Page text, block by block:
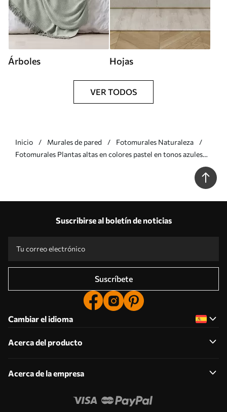
Árboles Hojas
VER TODOS
Inicio Murales de pared
Fotomurales Naturaleza
Fotomurales Plantas altas en colores pastel en tonos azules
Suscribirse al boletín de noticias
Suscríbete
Cambiar el idioma
Acerca del producto
Acerca de la empresa